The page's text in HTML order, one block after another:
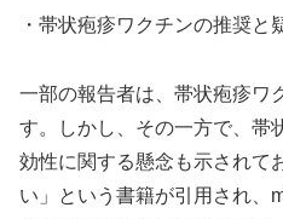
・帯状疱疹ワクチンの推奨と
一部の報告者は、帯状疱疹ワ
す。しかし、その一方で、帯
効性に関する懸念も示されて
い」という書籍が引用され、